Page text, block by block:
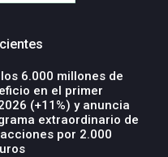
6.000 millones de
en el primer
(+11%) y anuncia
extraordinario de
por 2.000